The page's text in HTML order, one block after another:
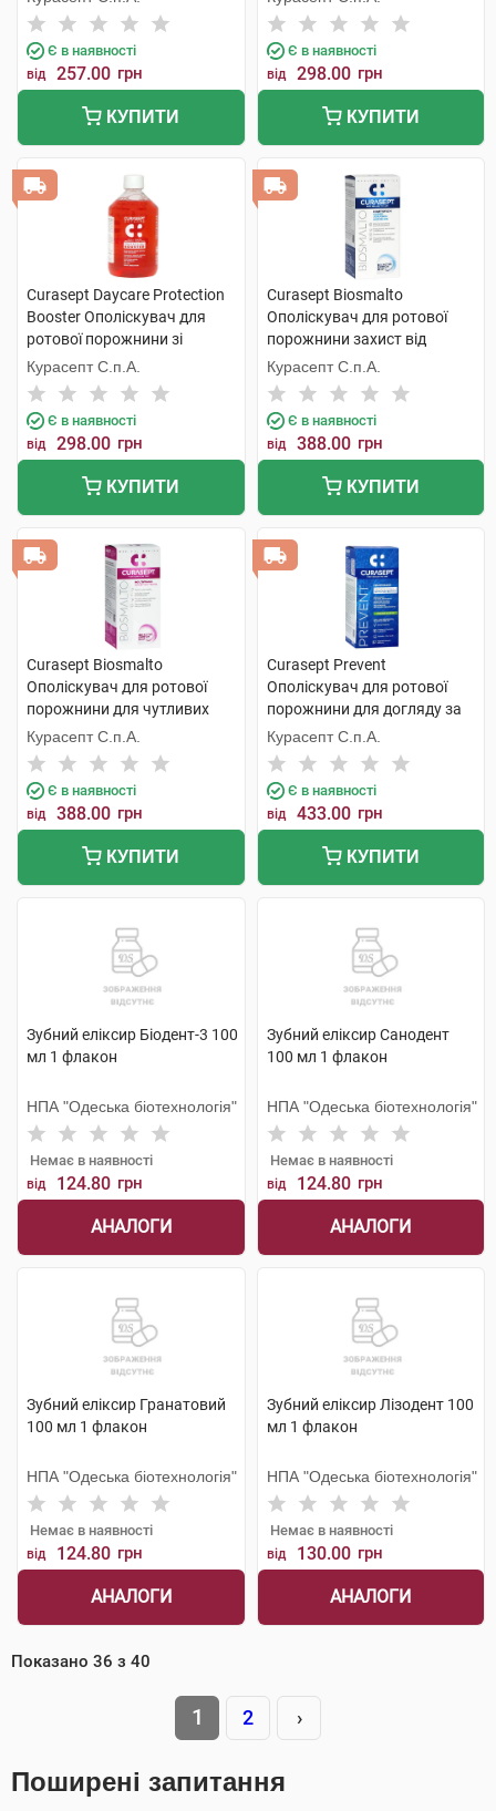
Є в наявності
від 257.00 грн
КУПИТИ
мл 1 флакон
Є в наявності
від 298.00 грн
КУПИТИ
Curasept Daycare Protection
Booster Ополіскувач для
ротової порожнини зі
смаком фруктової сенсації
500 мл 1 флакон
Курасепт С.п.А.
Є в наявності
від 298.00 грн
КУПИТИ
Curasept Biosmalto
Ополіскувач для ротової
порожнини захист від
карієсу, абразії та ерозії 300
мл 1 флакон
Курасепт С.п.А.
Є в наявності
від 388.00 грн
КУПИТИ
Curasept Biosmalto
Ополіскувач для ротової
порожнини для чутливих
зубів 300 мл 1 флакон
Курасепт С.п.А.
Є в наявності
від 388.00 грн
КУПИТИ
Curasept Prevent
Ополіскувач для ротової
порожнини для догляду за
імплантами, профілактики
гінгівіту та пародонтиту 300
мл 1 флакон
Курасепт С.п.А.
Є в наявності
від 433.00 грн
КУПИТИ
Зубний еліксир Біодент-3 100
мл 1 флакон
НПА "Одеська біотехнологія"
Немає в наявності
від 124.80 грн
АНАЛОГИ
Зубний еліксир Санодент
100 мл 1 флакон
НПА "Одеська біотехнологія"
Немає в наявності
від 124.80 грн
АНАЛОГИ
Зубний еліксир Гранатовий
100 мл 1 флакон
НПА "Одеська біотехнологія"
Немає в наявності
від 124.80 грн
АНАЛОГИ
Зубний еліксир Лізодент 100
мл 1 флакон
НПА "Одеська біотехнологія"
Немає в наявності
від 130.00 грн
АНАЛОГИ
Показано 36 з 40
1 2 ›
Поширені запитання